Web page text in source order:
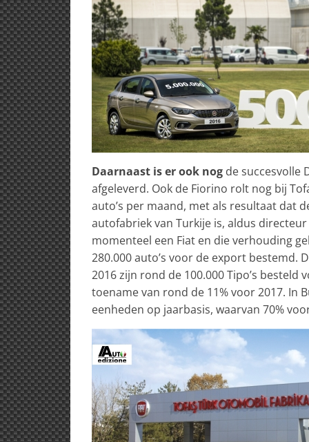
Daarnaast is er ook nog de succesvolle
afgeleverd. Ook de Fiorino rolt nog bij
auto’s per maand, met als resultaat dat
autofabriek van Turkije is, aldus
momenteel een Fiat en die verhouding
280.000 auto’s voor de export bestemd.
2016 zijn rond de 100.000 Tipo’s
toename van rond de 11% voor 2017. In
eenheden op jaarbasis, waarvan 70%